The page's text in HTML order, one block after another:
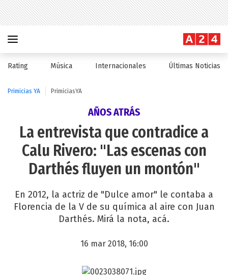
Rating Música Internacionales Últimas Noticias
Primicias YA PrimiciasYA
AÑOS ATRÁS
La entrevista que contradice a
Calu Rivero: "Las escenas con
Darthés fluyen un montón"
En 2012, la actriz de "Dulce amor" le contaba a
Florencia de la V de su química al aire con Juan
Darthés. Mirá la nota, acá.
16 mar 2018, 16:00